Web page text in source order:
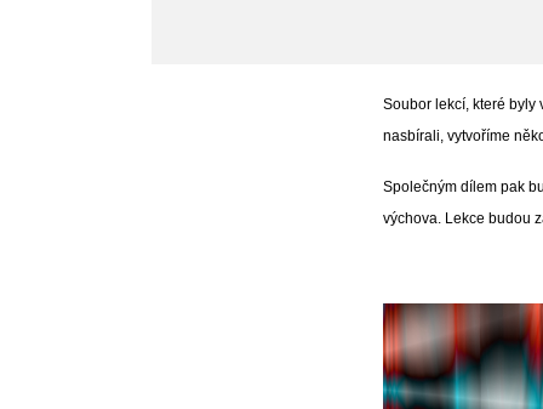
Soubor lekcí, které byly
nasbírali, vytvoříme
Společným dílem pak
výchova. Lekce budou